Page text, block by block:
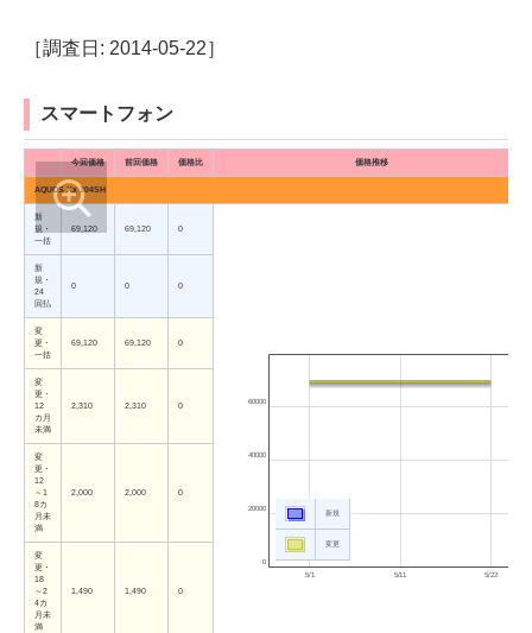
［調査日: 2014-05-22］
スマートフォン
今回価格 前回価格 価格比 価格推移
AQUOS Xx 304SH
新
規・
一括
69,120 69,120 0
5/1 5/11 5/22
0
20000
40000
60000
新規
変更
新
規・
24
回払
0 0 0
変
更・
一括
69,120 69,120 0
変
更・
12
カ月
未満
2,310 2,310 0
変
更・
12
～1
8カ
月未
満
2,000 2,000 0
変
更・
18
～2
4カ
月未
満
1,490 1,490 0